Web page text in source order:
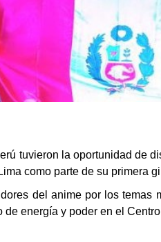
tuvieron la oportunidad de
como parte de su primera
del anime por los temas
de energía y poder en el